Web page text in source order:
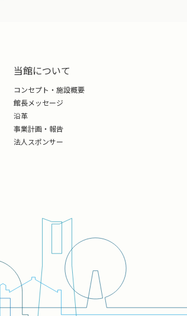
当館について
コンセプト・施設概要
館長メッセージ
沿革
事業計画・報告
法人スポンサー